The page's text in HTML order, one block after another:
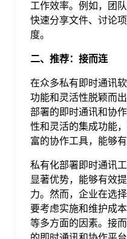
工作效率。例如，团
快速分享文件、讨论
度。
二、推荐：接而连
在众多私有即时通讯
功能和灵活性脱颖而
部署的即时通讯和协
性和灵活的集成功能
富的协作工具，能够
私有化部署即时通讯
显著优势，能够有效
力。然而，企业在选
要考虑实施和维护成
等多方面的因素。接